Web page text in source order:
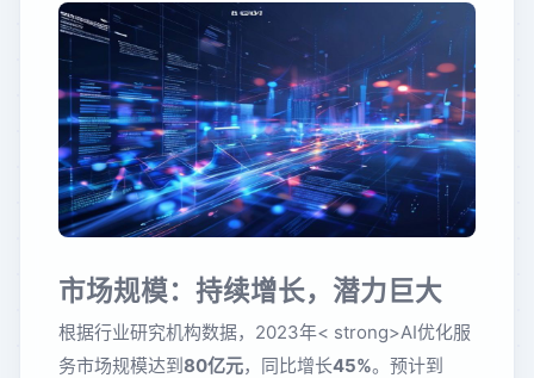
市场规模：持续增长，潜力巨大
根据行业研究机构数据，2023年< strong>AI优化服
务市场规模达到80亿元，同比增长45%。预计到